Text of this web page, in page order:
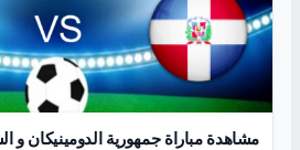
مشاهدة مباراة جمهورية الدومينيكان و